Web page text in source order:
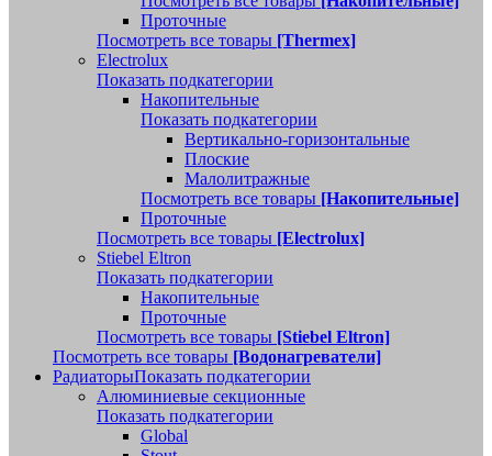
Проточные
Посмотреть все товары [Thermex]
Electrolux
Показать подкатегории
Накопительные
Показать подкатегории
Вертикально-горизонтальные
Плоские
Малолитражные
Посмотреть все товары [Накопительные]
Проточные
Посмотреть все товары [Electrolux]
Stiebel Eltron
Показать подкатегории
Накопительные
Проточные
Посмотреть все товары [Stiebel Eltron]
Посмотреть все товары [Водонагреватели]
РадиаторыПоказать подкатегории
Алюминиевые секционные
Показать подкатегории
Global